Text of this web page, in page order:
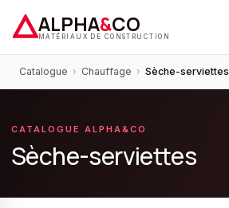
ALPHA&CO
MATÉRIAUX DE CONSTRUCTION
Catalogue › Chauffage › Sèche-serviettes
CATALOGUE ALPHA&CO
Sèche-serviettes